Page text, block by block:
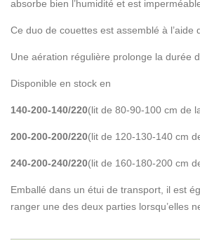
absorbe bien l’humidité et est
Ce duo de couettes est assemblé à l’aide
Une aération régulière prolonge la durée
Disponible en stock en
140-200-140/220(lit de 80-90-100 cm de
200-200-200/220(lit de 120-130-140 cm
240-200-240/220(lit de 160-180-200 cm
Emballé dans un étui de transport, il est
ranger une des deux parties lorsqu’elles